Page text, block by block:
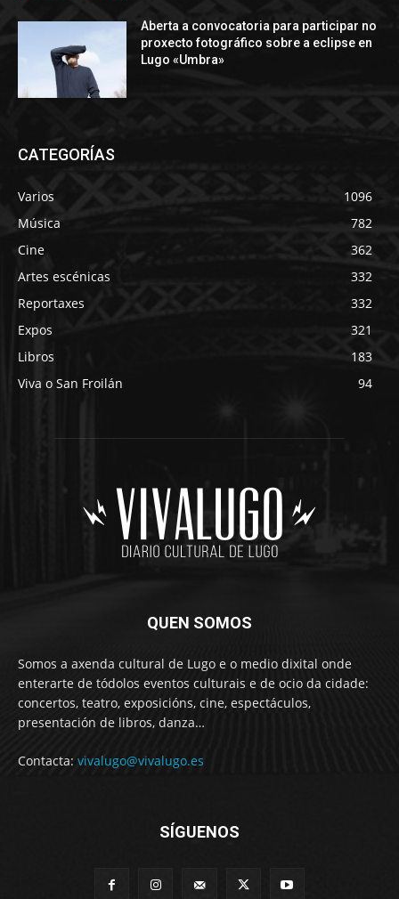
Aberta a convocatoria para participar no
proxecto fotográfico sobre a eclipse en
Lugo «Umbra»
CATEGORÍAS
Varios
1096
Música
782
Cine
362
Artes escénicas
332
Reportaxes
332
Expos
321
Libros
183
Viva o San Froilán
94
QUEN SOMOS
Somos a axenda cultural de Lugo e o medio dixital onde
enterarte de tódolos eventos culturais e de ocio da cidade:
concertos, teatro, exposicións, cine, espectáculos,
presentación de libros, danza…
Contacta: vivalugo@vivalugo.es
SÍGUENOS